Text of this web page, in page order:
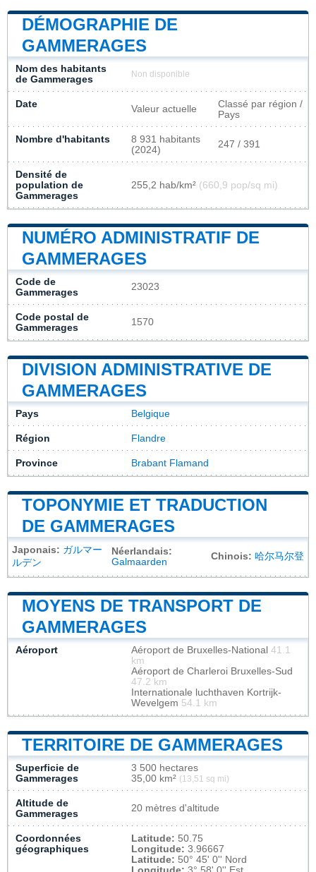
DÉMOGRAPHIE DE
GAMMERAGES
Nom des habitants
de Gammerages
Non disponible
Date Valeur actuelle
Classé par région /
Pays
Nombre d'habitants
8 931 habitants
(2024)
247 / 391
Densité de
population de
Gammerages
255,2 hab/km² (660,9 pop/sq mi)
NUMÉRO ADMINISTRATIF DE
GAMMERAGES
Code de
Gammerages
23023
Code postal de
Gammerages
1570
DIVISION ADMINISTRATIVE DE
GAMMERAGES
Pays Belgique
Région Flandre
Province Brabant Flamand
TOPONYMIE ET TRADUCTION
DE GAMMERAGES
Japonais: ガルマー
ルデン
Néerlandais:
Galmaarden
Chinois: 哈尔马尔登
MOYENS DE TRANSPORT DE
GAMMERAGES
Aéroport Aéroport de Bruxelles-National 41.1
km
Aéroport de Charleroi Bruxelles-Sud
47.2 km
Internationale luchthaven Kortrijk-
Wevelgem 54.1 km
TERRITOIRE DE GAMMERAGES
Superficie de
Gammerages
3 500 hectares
35,00 km² (13,51 sq mi)
Altitude de
Gammerages
20 mètres d'altitude
Coordonnées
géographiques
Latitude: 50.75
Longitude: 3.96667
Latitude: 50° 45' 0'' Nord